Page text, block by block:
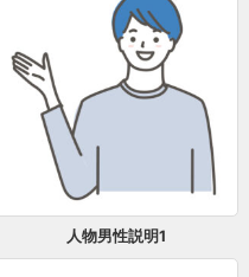
人物男性説明1